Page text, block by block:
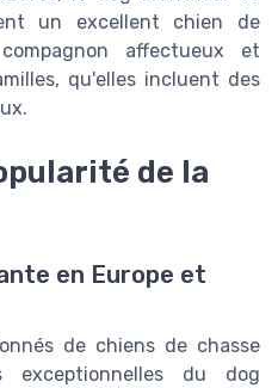
un excellent chien de
affectueux et
qu'elles incluent des
de la
en Europe et
de chiens de chasse
exceptionnelles du dog